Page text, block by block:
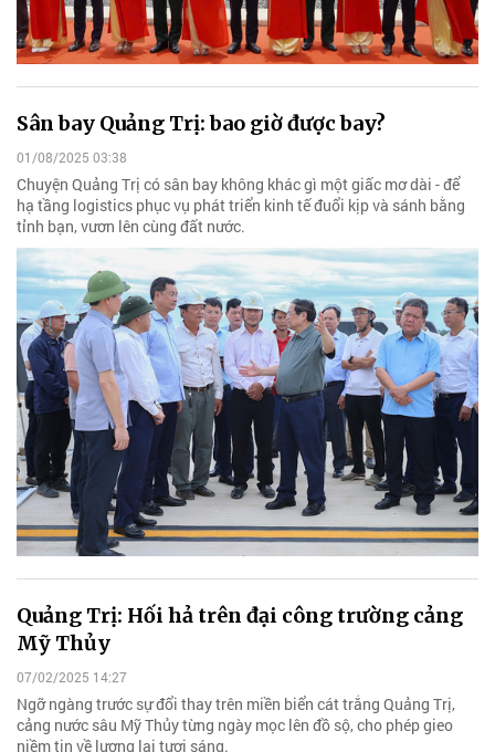
Sân bay Quảng Trị: bao giờ được bay?
01/08/2025 03:38
Chuyện Quảng Trị có sân bay không khác gì một giấc mơ dài - để
hạ tầng logistics phục vụ phát triển kinh tế đuổi kịp và sánh bằng
tỉnh bạn, vươn lên cùng đất nước.
Quảng Trị: Hối hả trên đại công trường cảng
Mỹ Thủy
07/02/2025 14:27
Ngỡ ngàng trước sự đổi thay trên miền biển cát trắng Quảng Trị,
cảng nước sâu Mỹ Thủy từng ngày mọc lên đồ sộ, cho phép gieo
niềm tin về lương lai tươi sáng.